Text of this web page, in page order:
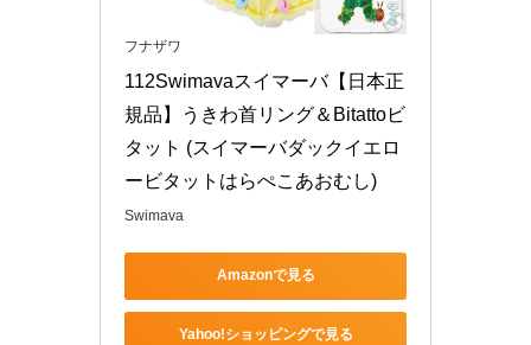
フナザワ
112Swimavaスイマーバ【日本正
規品】うきわ首リング＆Bitattoビ
タット (スイマーバダックイエロ
ービタットはらぺこあおむし)
Swimava
Amazonで見る
Yahoo!ショッピングで見る